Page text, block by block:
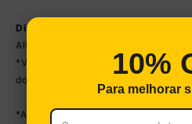
Dimensões do Produto Montado
Altura: 101cm | Largura: 180cm |
*Você pode consultar as medidas
do produto.
*As cores do produto podem sofrer
10%
Para melhorar